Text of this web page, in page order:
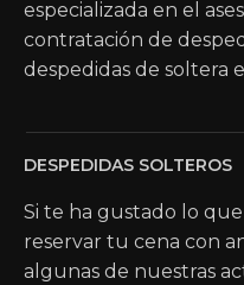
especializada en el
contratación de
despedidas de soltera
DESPEDIDAS SOLTEROS
Si te ha gustado lo
reservar tu cena con
algunas de nuestras